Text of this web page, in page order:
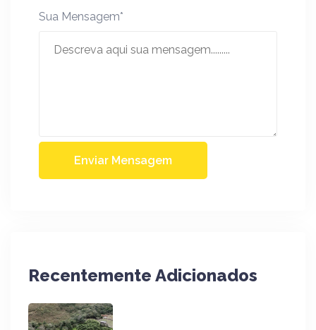
Sua Mensagem*
Enviar Mensagem
Recentemente Adicionados